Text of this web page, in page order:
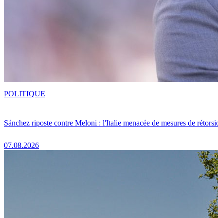
Sánchez riposte contre Meloni : l'Italie menacée de mesures de
07.08.2026
POLITIQUE